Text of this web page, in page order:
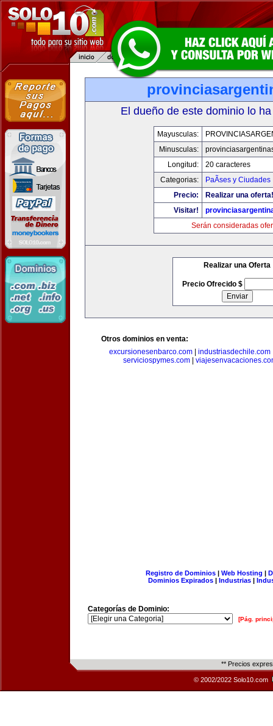
El dueño de este dominio lo
Mayusculas:
Minusculas:
Longitud:
20 caracteres
Categorias:
PaÃ­ses y Ciudades
Precio:
Realizar una oferta!
Visitar!
Serán consideradas
Realizar una Oferta
Precio Ofrecido $
Otros dominios en venta:
excursionesenbarco.com
industriasdechile.com
serviciospymes.com
Registro de Dominios| Web Hosting |
Dominios Expirados | Industrias |
Categorías de Dominio:
[Pág.
** Precios
© 2002/2022 Solo10.com